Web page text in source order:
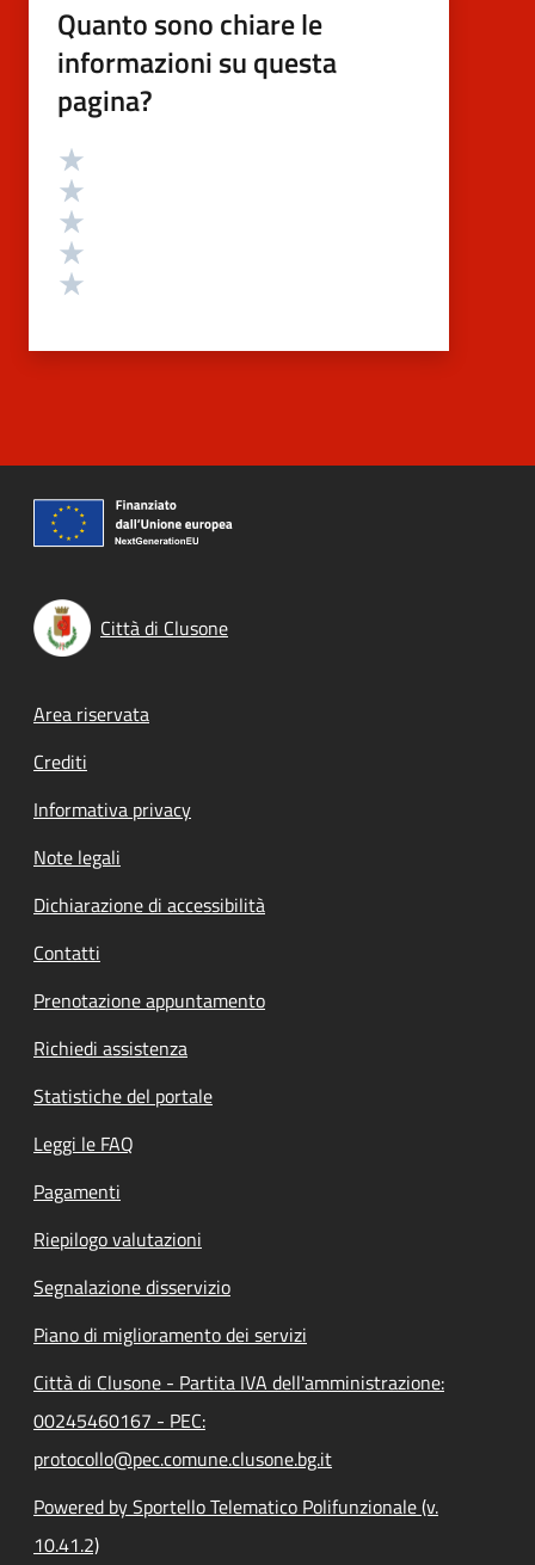
Quanto sono chiare le
informazioni su questa
pagina?
Valutazione
Città di Clusone
Footer menu
Area riservata
Crediti
Informativa privacy
Note legali
Dichiarazione di accessibilità
Contatti
Prenotazione appuntamento
Richiedi assistenza
Statistiche del portale
Leggi le FAQ
Pagamenti
Riepilogo valutazioni
Segnalazione disservizio
Piano di miglioramento dei servizi
Città di Clusone - Partita IVA dell'amministrazione:
00245460167 - PEC:
protocollo@pec.comune.clusone.bg.it
Powered by Sportello Telematico Polifunzionale (v.
10.41.2)